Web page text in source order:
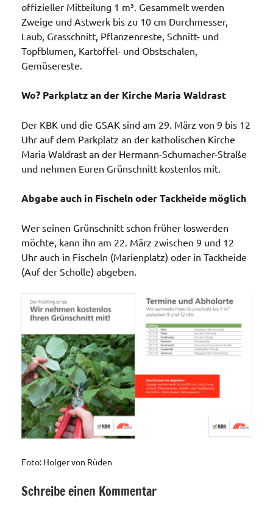
offizieller Mitteilung 1 m³. Gesammelt werden
Zweige und Astwerk bis zu 10 cm Durchmesser,
Laub, Grasschnitt, Pflanzenreste, Schnitt- und
Topfblumen, Kartoffel- und Obstschalen,
Gemüsereste.
Wo? Parkplatz an der Kirche Maria Waldrast
Der KBK und die GSAK sind am 29. März von 9 bis 12
Uhr auf dem Parkplatz an der katholischen Kirche
Maria Waldrast an der Hermann-Schumacher-Straße
und nehmen Euren Grünschnitt kostenlos mit.
Abgabe auch in Fischeln oder Tackheide möglich
Wer seinen Grünschnitt schon früher loswerden
möchte, kann ihn am 22. März zwischen 9 und 12
Uhr auch in Fischeln (Marienplatz) oder in Tackheide
(Auf der Scholle) abgeben.
Foto: Holger von Rüden
Schreibe einen Kommentar